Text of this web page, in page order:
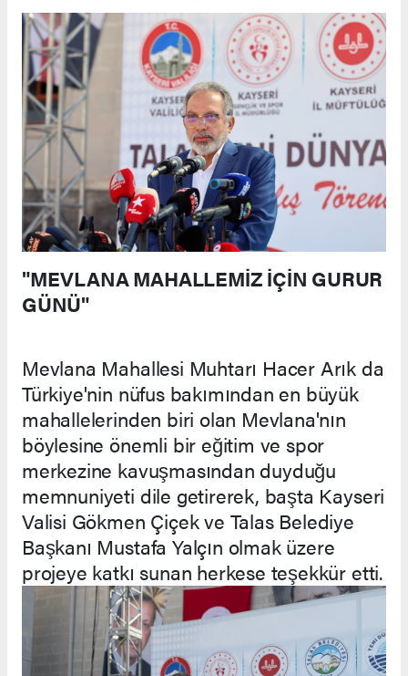
"MEVLANA MAHALLEMİZ İÇİN GURUR
GÜNÜ"
Mevlana Mahallesi Muhtarı Hacer Arık da
Türkiye'nin nüfus bakımından en büyük
mahallelerinden biri olan Mevlana'nın
böylesine önemli bir eğitim ve spor
merkezine kavuşmasından duyduğu
memnuniyeti dile getirerek, başta Kayseri
Valisi Gökmen Çiçek ve Talas Belediye
Başkanı Mustafa Yalçın olmak üzere
projeye katkı sunan herkese teşekkür etti.